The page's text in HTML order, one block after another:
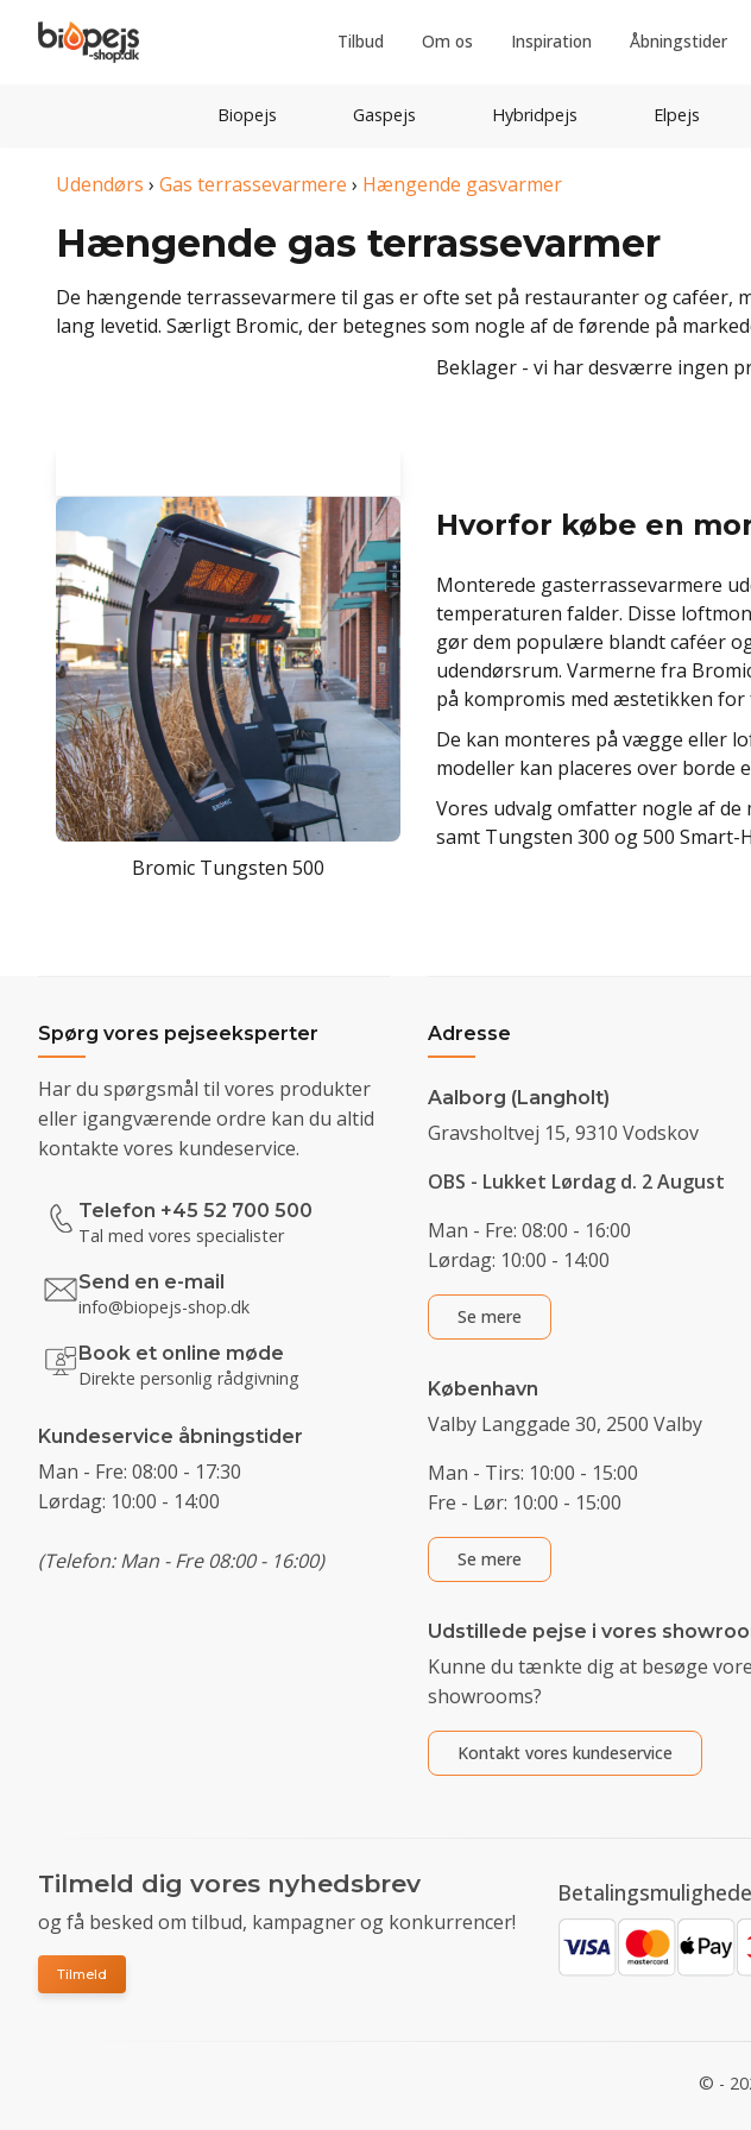
Tilbud Om os Inspiration Åbningstider
Biopejs Gaspejs Hybridpejs Elpejs
Udendørs › Gas terrassevarmere › Hængende gasvarmer
Hængende gas terrassevarmer
De hængende terrassevarmere til gas er ofte set på restauranter og caféer,
lang levetid. Særligt Bromic, der betegnes som nogle af de førende på
Beklager - vi har desværre ingen
Bromic Tungsten 500
Hvorfor købe en
Monterede gasterrassevarmere
temperaturen falder. Disse
gør dem populære blandt caféer
udendørsrum. Varmerne fra
på kompromis med æstetikken
De kan monteres på vægge eller
modeller kan placeres over
Vores udvalg omfatter nogle af de
samt Tungsten 300 og 500 Smart-
Spørg vores pejseeksperter
Har du spørgsmål til vores produkter
eller igangværende ordre kan du altid
kontakte vores kundeservice.
Telefon +45 52 700 500
Tal med vores specialister
Send en e-mail
info@biopejs-shop.dk
Book et online møde
Direkte personlig rådgivning
Kundeservice åbningstider
Man - Fre: 08:00 - 17:30
Lørdag: 10:00 - 14:00
(Telefon: Man - Fre 08:00 - 16:00)
Adresse
Aalborg (Langholt)
Gravsholtvej 15, 9310 Vodskov
OBS - Lukket Lørdag d. 2 August
Man - Fre: 08:00 - 16:00
Lørdag: 10:00 - 14:00
Se mere
København
Valby Langgade 30, 2500 Valby
Man - Tirs: 10:00 - 15:00
Fre - Lør: 10:00 - 15:00
Se mere
Udstillede pejse i vores
Kunne du tænkte dig at besøge
showrooms?
Kontakt vores kundeservice
Tilmeld dig vores nyhedsbrev
og få besked om tilbud, kampagner og konkurrencer!
Tilmeld
© -